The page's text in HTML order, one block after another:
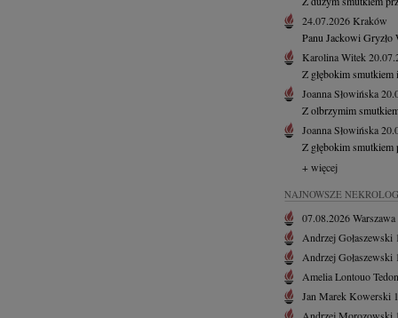
24.07.2026 Kraków
Panu Jackowi
Karolina Witek
Z głębokim
Joanna Słowińska
Z olbrzymim
Joanna Słowińska
Z głębokim smutkiem
+ więcej
NAJNOWSZE
07.08.2026Warszawa
Andrzej Gołaszewski
Andrzej Gołaszewski
Amelia Lontouo
Jan Marek Kowerski